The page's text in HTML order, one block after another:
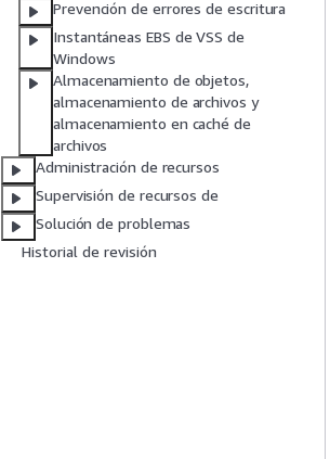
Prevención de errores de escritura
Instantáneas EBS de VSS de
Windows
Almacenamiento de objetos,
almacenamiento de archivos y
almacenamiento en caché de
archivos
Administración de recursos
Supervisión de recursos de
Solución de problemas
Historial de revisión